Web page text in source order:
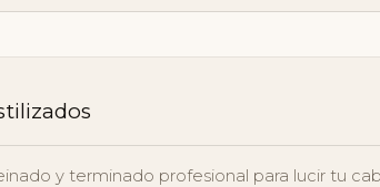
y terminado profesional para lucir tu